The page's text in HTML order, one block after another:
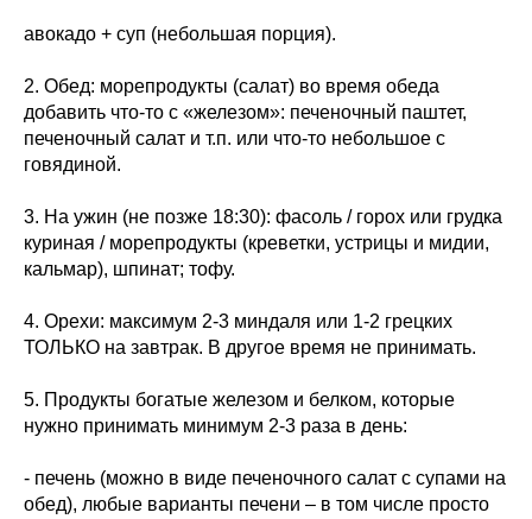
авокадо + суп (небольшая порция).
2. Обед: морепродукты (салат) во время обеда
добавить что-то с «железом»: печеночный паштет,
печеночный салат и т.п. или что-то небольшое с
говядиной.
3. На ужин (не позже 18:30): фасоль / горох или грудка
куриная / морепродукты (креветки, устрицы и мидии,
кальмар), шпинат; тофу.
4. Орехи: максимум 2-3 миндаля или 1-2 грецких
ТОЛЬКО на завтрак. В другое время не принимать.
5. Продукты богатые железом и белком, которые
нужно принимать минимум 2-3 раза в день:
- печень (можно в виде печеночного салат с супами на
обед), любые варианты печени – в том числе просто